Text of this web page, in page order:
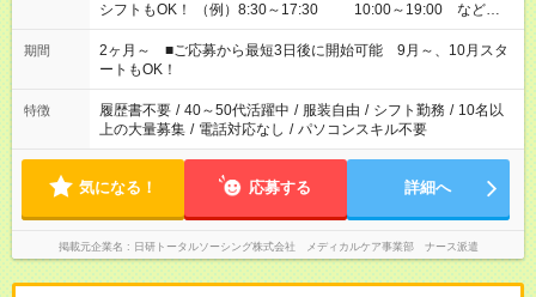
シフトもOK！ （例）8:30～17:30 10:00～19:00 など
「家族とお休みを合わせたい」 「余裕を持って夕飯の準備がし
たい」 「できれば残業はしたくない」 など、ご希望があれば教
えてくださいね。 ※Wワーク希望の方へ 今ご覧のお仕事で希望
する勤務時間と、もう1つのお仕事の勤務時間。 合計で週40時
間を超える場合は応募できません
期間
2ヶ月～ ■ご応募から最短3日後に開始可能 9月～、10月スタ
ートもOK！
特徴 履歴書不要 / 40～50代活躍中 / 服装自由 / シフト勤務 / 10名以
上の大量募集 / 電話対応なし / パソコンスキル不要
気になる！ 応募する 詳細へ
掲載元企業名 日研トータルソーシング株式会社 メディカルケア事業部 ナース派遣